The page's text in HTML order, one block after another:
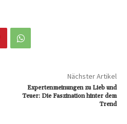
Nächster Artikel
Expertenmeinungen zu Lieb und
Teuer: Die Faszination hinter dem
Trend